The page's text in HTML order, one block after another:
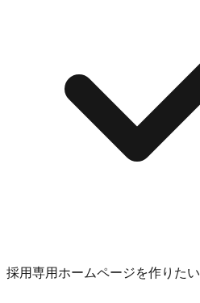
採用専用ホームページを作りたい